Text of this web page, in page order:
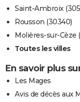
Saint-Ambroix
Rousson (30340)
Molières-sur-Cèze
Toutes les villes
En savoir plus
Les Mages
Avis de décès aux